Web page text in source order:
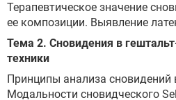
Терапевтическое значение
ее композиции. Выявление
Тема 2. Сновидения в
техники
Принципы анализа сновидений
Модальности сновидческого